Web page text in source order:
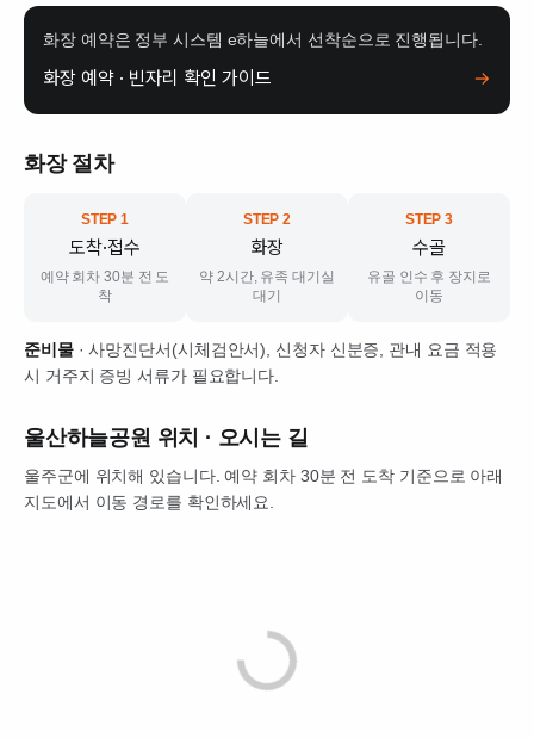
화장 예약은 정부 시스템 e하늘에서 선착순으로 진행됩니다.
화장 예약 · 빈자리 확인 가이드 →
화장 절차
STEP 1
도착·접수
예약 회차 30분 전 도
착
STEP 2
화장
약 2시간, 유족 대기실
대기
STEP 3
수골
유골 인수 후 장지로
이동
준비물 · 사망진단서(시체검안서), 신청자 신분증, 관내 요금 적용
시 거주지 증빙 서류가 필요합니다.
울산하늘공원 위치 · 오시는 길
울주군에 위치해 있습니다. 예약 회차 30분 전 도착 기준으로 아래
지도에서 이동 경로를 확인하세요.